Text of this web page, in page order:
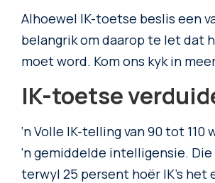
Alhoewel IK-toetse beslis een
belangrik om daarop te let dat
moet word. Kom ons kyk in
IK-toetse
‘n Volle IK-telling van 90 tot
‘n gemiddelde intelligensie. Die
terwyl 25 persent hoër IK’s het